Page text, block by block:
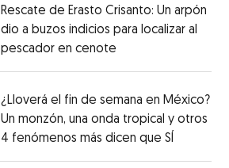
Rescate de Erasto Crisanto: Un arpón
dio a buzos indicios para localizar al
pescador en cenote
¿Lloverá el fin de semana en México?
Un monzón, una onda tropical y otros
4 fenómenos más dicen que SÍ